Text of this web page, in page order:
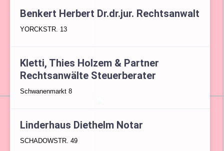
Benkert Herbert Dr.dr.jur. Rechtsanwalt
YORCKSTR. 13
Kletti, Thies Holzem & Partner
Rechtsanwälte Steuerberater
Schwanenmarkt 8
Linderhaus Diethelm Notar
SCHADOWSTR. 49